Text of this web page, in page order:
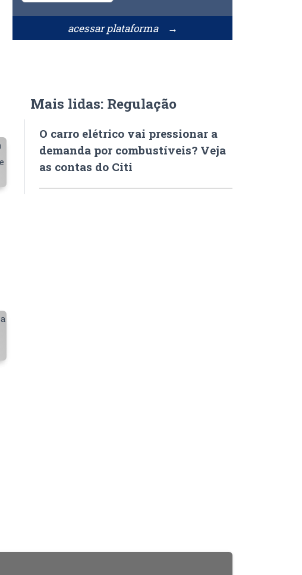
acessar plataforma →
Mais lidas: Regulação
O carro elétrico vai pressionar a
demanda por combustíveis? Veja
as contas do Citi